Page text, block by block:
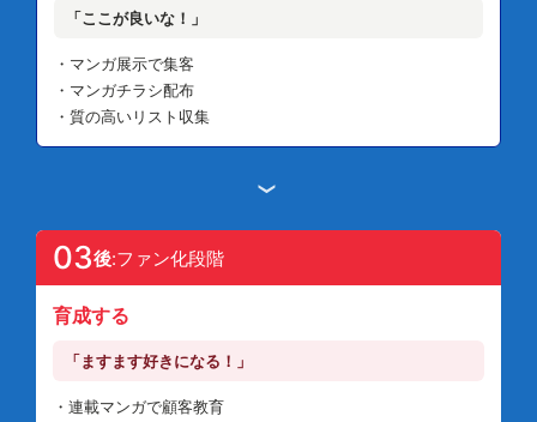
「ここが良いな！」
・マンガ展示で集客
・マンガチラシ配布
・質の高いリスト収集
›
03後:ファン化段階
育成する
「ますます好きになる！」
・連載マンガで顧客教育